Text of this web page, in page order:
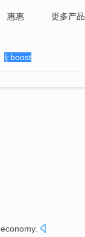
惠惠 更多产品
economy.